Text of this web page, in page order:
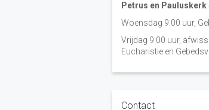
Petrus en Pauluskerk
Woensdag 9.00 uur,
Vrijdag 9.00 uur,
Eucharistie en
Contact